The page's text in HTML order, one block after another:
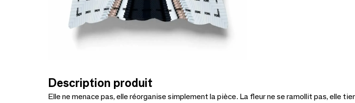
Description produit
Elle ne menace pas, elle réorganise simplement la pièce. La fleur ne se ramollit pas, elle